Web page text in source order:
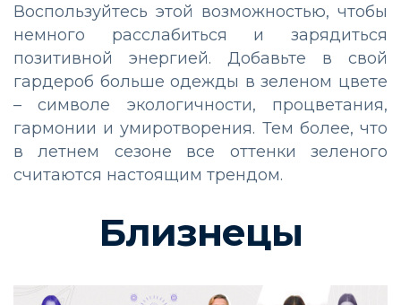
Воспользуйтесь этой возможностью, чтобы
немного расслабиться и зарядиться
позитивной энергией. Добавьте в свой
гардероб больше одежды в зеленом цвете
– символе экологичности, процветания,
гармонии и умиротворения. Тем более, что
в летнем сезоне все оттенки зеленого
считаются настоящим трендом.
Близнецы